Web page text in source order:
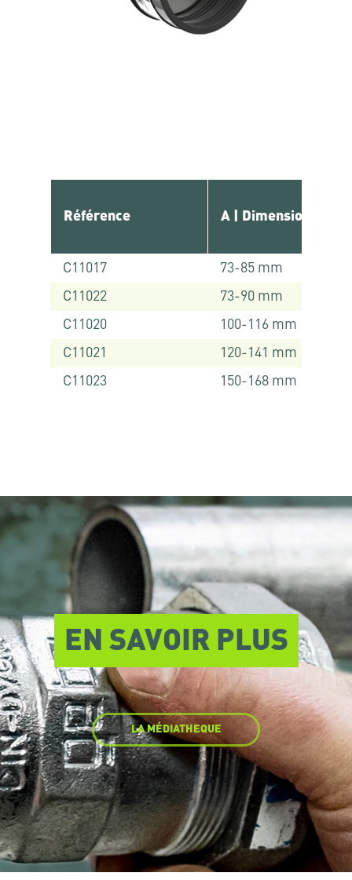
Référence A | Dimensions
C11017
73-85 mm
C11022
73-90 mm
C11020
100-116 mm
C11021
120-141 mm
C11023
150-168 mm
EN SAVOIR PLUS
LA MÉDIATHEQUE